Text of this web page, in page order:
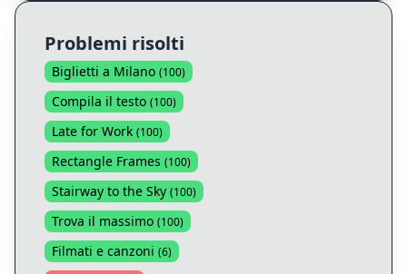
Problemi risolti
Biglietti a Milano (100)
Compila il testo (100)
Late for Work (100)
Rectangle Frames (100)
Stairway to the Sky (100)
Trova il massimo (100)
Filmati e canzoni (6)